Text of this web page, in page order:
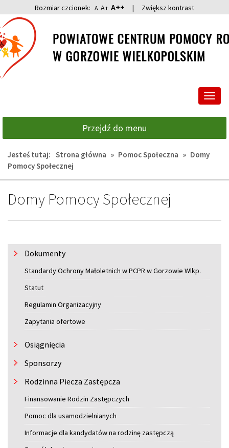
Przejdź
do
głównej
treści
Przejdź
do
wyszukiwarki
Rozmiar czcionek: A A+ A++ | Zwiększ kontrast
Przejdź do menu
Jesteś tutaj: Strona główna » Pomoc Społeczna » Domy
Pomocy Społecznej
Domy Pomocy Społecznej
MenuDokumenty
Standardy Ochrony Małoletnich w PCPR w Gorzowie Wlkp.
Statut
Regulamin Organizacyjny
Zapytania ofertowe
Osiągnięcia
Sponsorzy
Rodzinna Piecza Zastępcza
Finansowanie Rodzin Zastępczych
Pomoc dla usamodzielnianych
Informacje dla kandydatów na rodzinę zastępczą